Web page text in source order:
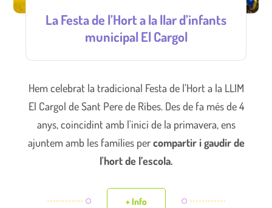
La Festa de l’Hort a la llar d’infants
municipal El Cargol
Hem celebrat la tradicional Festa de l’Hort a la LLIM
El Cargol de Sant Pere de Ribes. Des de fa més de 4
anys, coincidint amb l'inici de la primavera, ens
ajuntem amb les famílies percompartir i gaudir de
l'hort de l’escola.
+ Info